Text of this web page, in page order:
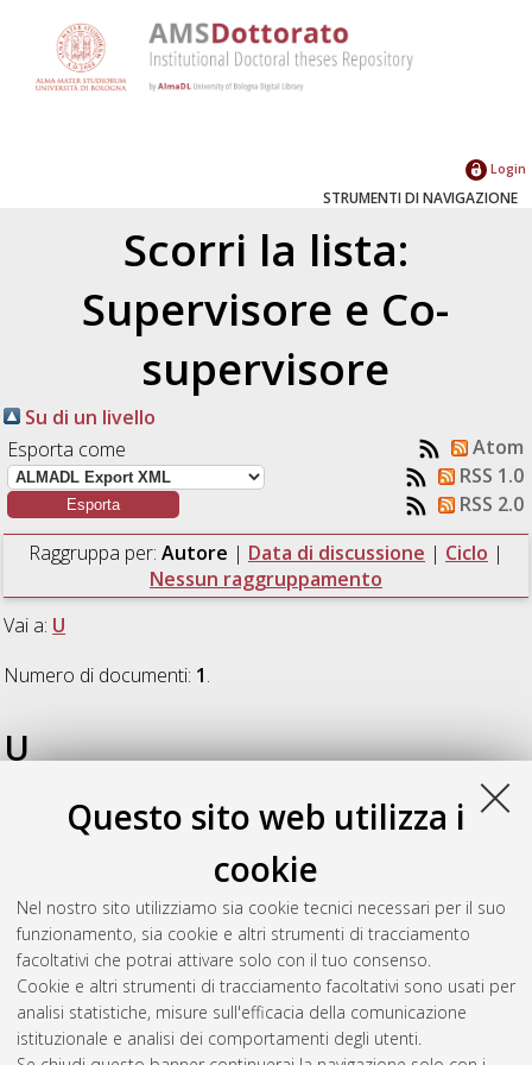
Questo sito web utilizza i
cookie
Nel nostro sito utilizziamo sia cookie tecnici necessari per il suo
funzionamento, sia cookie e altri strumenti di tracciamento
facoltativi che potrai attivare solo con il tuo consenso.
Cookie e altri strumenti di tracciamento facoltativi sono usati per
analisi statistiche, misure sull'efficacia della comunicazione
istituzionale e analisi dei comportamenti degli utenti.
Login
STRUMENTI DI NAVIGAZIONE
Scorri la lista:
Supervisore e Co-
supervisore
Su di un livello
Esporta come
Atom
RSS 1.0
RSS 2.0
Raggruppa per: Autore | Data di discussione | Ciclo |
Nessun raggruppamento
Vai a: U
Numero di documenti: 1.
U
Usula, Nicola(2014) "Il carceriere di sé medesimo" di Lodovico
Adimari e Alessandro Melani, Firenze 1681. Dalla «comedia» di
Pedro Calderón de la Barca al «drama per musica» italiano di
, [Dissertation thesis], Alma Mater Studiorum
Università di Bologna. Dottorato di ricerca inCinema, musica e
teatro, 26 Ciclo. DOI 10.6092/unibo/amsdottorato/6592.
Questa lista e' stata generata ilSun Aug 9 20:45:04 2026